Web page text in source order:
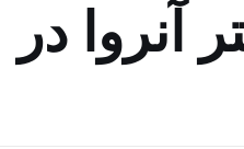
آنروا در